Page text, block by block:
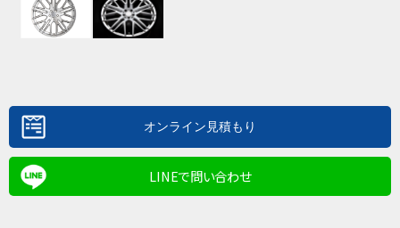
LINEで問い合わせ